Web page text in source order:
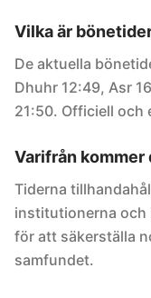
Vilka är
De aktuella
Dhuhr 12:49, Asr
21:50. Officiell och
Varifrån kommer
Tiderna
institutionerna och
för att säkerställa
samfundet.